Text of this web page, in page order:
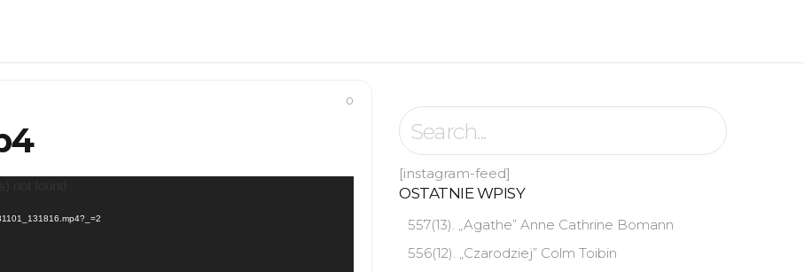
0
[instagram-feed]
OSTATNIE WPISY
557(13). „Agathe” Anne Cathrine Bomann
556(12). „Czarodziej” Colm Toibin